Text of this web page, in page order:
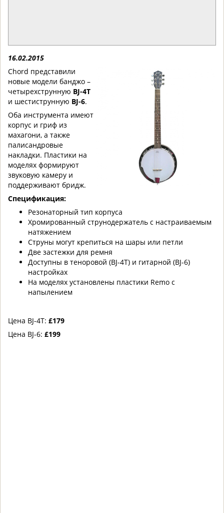
16.02.2015
Chord представили
новые модели банджо –
четырехструнную BJ-4T
и шестиструнную BJ-6.
Оба инструмента имеют
корпус и гриф из
махагони, а также
палисандровые
накладки. Пластики на
моделях формируют
звуковую камеру и
поддерживают бридж.
Спецификация:
Резонаторный тип корпуса
Хромированный струнодержатель с настраиваемым
натяжением
Струны могут крепиться на шары или петли
Две застежки для ремня
Доступны в теноровой (BJ-4T) и гитарной (BJ-6)
настройках
На моделях установлены пластики Remo c
напылением
Цена BJ-4T: £179
Цена BJ-6: £199